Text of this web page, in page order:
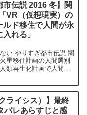
市伝説 2016 冬】関
VR（仮想現実）の
ルド移住で人間が永
れる」
い やりすぎ都市伝説 関
星移住計画の人間選別
類再生化計画で人間選
ライシス）】最終
バレあらすじと感